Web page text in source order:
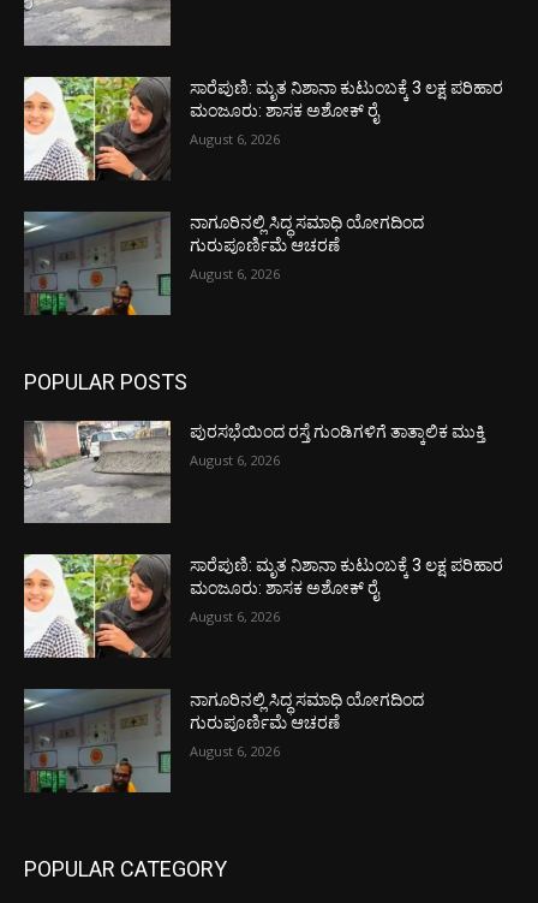
ಸಾರೆಪುಣಿ: ಮೃತ ನಿಶಾನಾ ಕುಟುಂಬಕ್ಕೆ 3 ಲಕ್ಷ ಪರಿಹಾರ
ಮಂಜೂರು: ಶಾಸಕ ಅಶೋಕ್ ರೈ
August 6, 2026
ನಾಗೂರಿನಲ್ಲಿ ಸಿದ್ಧ ಸಮಾಧಿ ಯೋಗದಿಂದ
ಗುರುಪೂರ್ಣಿಮೆ ಆಚರಣೆ
August 6, 2026
POPULAR POSTS
ಪುರಸಭೆಯಿಂದ ರಸ್ತೆ ಗುಂಡಿಗಳಿಗೆ ತಾತ್ಕಾಲಿಕ ಮುಕ್ತಿ
August 6, 2026
ಸಾರೆಪುಣಿ: ಮೃತ ನಿಶಾನಾ ಕುಟುಂಬಕ್ಕೆ 3 ಲಕ್ಷ ಪರಿಹಾರ
ಮಂಜೂರು: ಶಾಸಕ ಅಶೋಕ್ ರೈ
August 6, 2026
ನಾಗೂರಿನಲ್ಲಿ ಸಿದ್ಧ ಸಮಾಧಿ ಯೋಗದಿಂದ
ಗುರುಪೂರ್ಣಿಮೆ ಆಚರಣೆ
August 6, 2026
POPULAR CATEGORY